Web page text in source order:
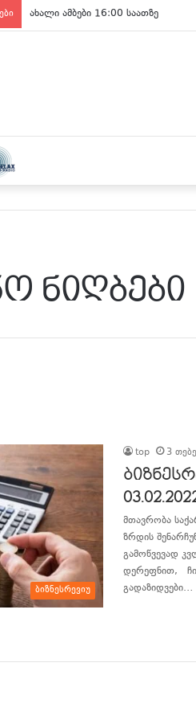
ახალი ამბები 16:00 საათზე
ნიღბები
ბიზნესრევიუ
top 3
მთავრობა
ზრდის
გამოწვევად
დერეფნით,
გადაზიდვები…